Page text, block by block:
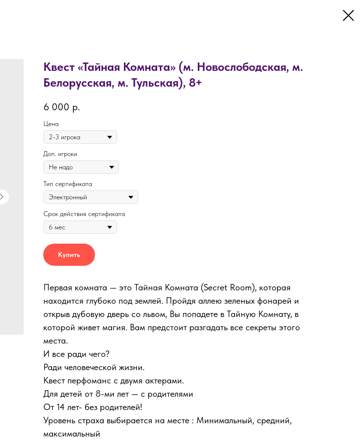
Квест «Тайная Комната» (м. Новослободская, м.
Белорусская, м. Тульская), 8+
6 000 р.
Цена
Доп. игроки
Тип сертификата
Срок действия сертификата
Купить
Первая комната — это Тайная Комната (Secret Room), которая
находится глубоко под землей. Пройдя аллею зеленых фонарей и
открыв дубовую дверь со львом, Вы попадете в Тайную Комнату, в
которой живет магия. Вам предстоит разгадать все секреты этого
места.
И все ради чего?
Ради человеческой жизни.
Квест перфоманс с двумя актерами.
Для детей от 8-ми лет — с родителями
От 14 лет- без родителей!
Уровень страха выбирается на месте : Минимальный, средний,
максимальный